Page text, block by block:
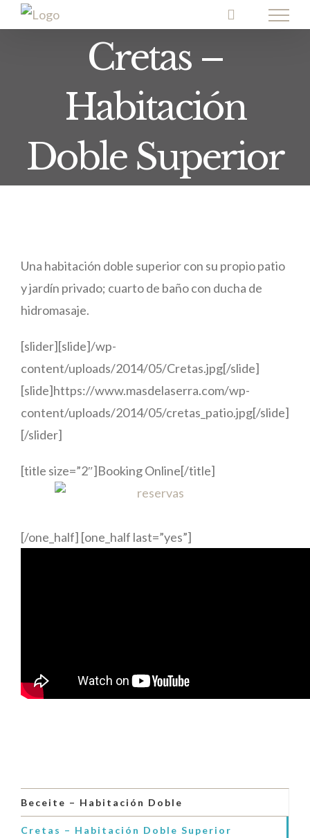
Skip
to
Cretas –
Habitación
Doble Superior
Una habitación doble superior con su propio patio
y jardín privado; cuarto de baño con ducha de
hidromasaje.
[slider][slide]/wp-
content/uploads/2014/05/Cretas.jpg[/slide]
[slide]https://www.masdelaserra.com/wp-
content/uploads/2014/05/cretas_patio.jpg[/slide]
[/slider]
[title size=”2″]Booking Online[/title]
[/one_half] [one_half last=”yes”]
Beceite – Habitación Doble
Cretas – Habitación Doble Superior